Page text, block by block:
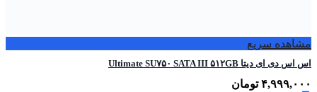
مشاهده سریع
اس اس دی ای دیتا Ultimate SU۷۵۰ SATA III ۵۱۲GB
۴,۹۹۹,۰۰۰ تومان